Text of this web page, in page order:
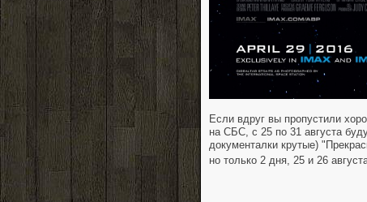
Если вдруг вы пропустили
на СБС, с 25 по 31 августа
документалки крутые)
но только 2 дня, 25 и 26